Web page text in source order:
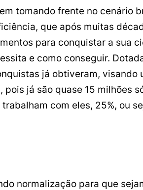
tomando frente no cenário
que após muitas
para conquistar a sua
e como conseguir.
já obtiveram,
pois já são quase 15 milhões
com eles, 25%, ou
normalização para que